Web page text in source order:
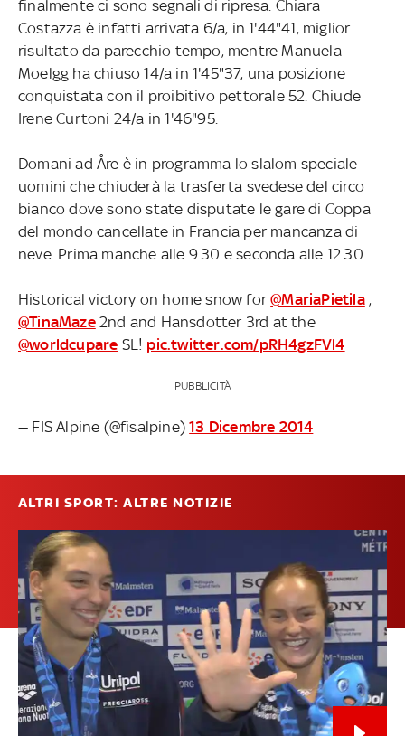
finalmente ci sono segnali di ripresa. Chiara
Costazza è infatti arrivata 6/a, in 1'44"41, miglior
risultato da parecchio tempo, mentre Manuela
Moelgg ha chiuso 14/a in 1'45"37, una posizione
conquistata con il proibitivo pettorale 52. Chiude
Irene Curtoni 24/a in 1'46"95.
Domani ad Åre è in programma lo slalom speciale
uomini che chiuderà la trasferta svedese del circo
bianco dove sono state disputate le gare di Coppa
del mondo cancellate in Francia per mancanza di
neve. Prima manche alle 9.30 e seconda alle 12.30.
Historical victory on home snow for@MariaPietila,
@TinaMaze2nd and Hansdotter 3rd at the
@worldcupare SL! pic.twitter.com/pRH4gzFVl4
PUBBLICITÀ
— FIS Alpine (@fisalpine)13 Dicembre 2014
ALTRI SPORT: ALTRE NOTIZIE